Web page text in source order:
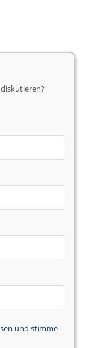
und stimme